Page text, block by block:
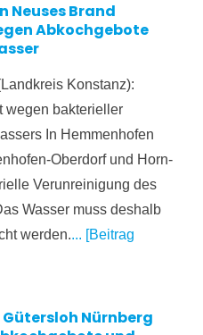
Neuses Brand
Abkochgebote
Konstanz):
wegen bakterieller
In Hemmenhofen
Oberdorf und Horn-
Verunreinigung des
Wasser muss deshalb
werden.... [Beitrag
Nürnberg